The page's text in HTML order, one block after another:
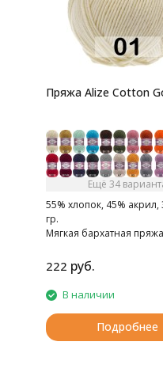
Пряжа Alize Cotton
Ещё 34
55% хлопок, 45% акрил,
гр.
Мягкая бархатная
222 руб.
В наличии
Подробнее